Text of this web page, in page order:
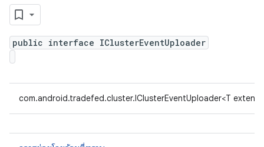
public interface IClusterEventUploader
com.android.tradefed.cluster.IClusterEventUploader<T